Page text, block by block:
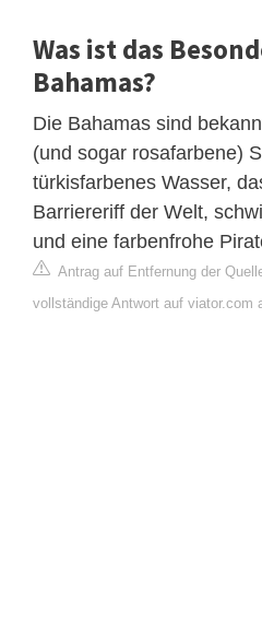
Was ist das
Bahamas?
Die Bahamas sind
(und sogar rosafarbene)
türkisfarbenes Wasser,
Barriereriff der Welt,
und eine farbenfrohe
Antrag auf Entfernung der
vollständige Antwort auf viator.com